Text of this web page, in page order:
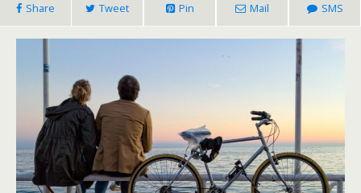
Share Tweet Pin Mail SMS